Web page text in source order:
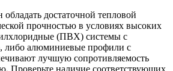
достаточной тепловой
прочностью в условиях высоких
(ПВХ) системы с
либо алюминиевые профили с
лучшую сопротивляемость
Проверьте наличие соответствующих